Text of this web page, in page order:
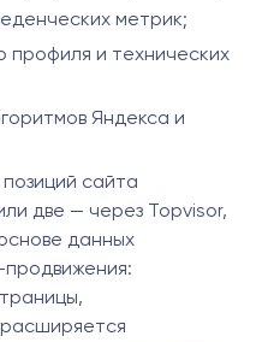
метрик;
профиля и технических
Яндекса и
сайта
две — через Topvisor,
данных
продвижения: